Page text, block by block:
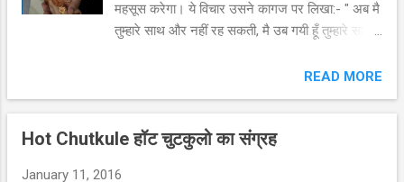
महसूस करेगा। ये विचार उसने कागज पर लिखा:- " अब मै
तुम्हारे साथ और नहीं रह सकती, मै उब गयी हूँ तुम्हारे साथ
को उसने टेबल पर रखा और जब पति के आने का टाइम
हुआ तो उसकी प्रतिक्रिया देखने के लिए बेड के नीचे छुप
गयी। पति आया और उसने टेबल पर रखा कागज पढ़ा।
कुछ देर की चुप्पी के बाद उसने उस कागज पर कुछ
READ MORE
Hot Chutkule हॉट चुटकुलो का संग्रह
January 11, 2016